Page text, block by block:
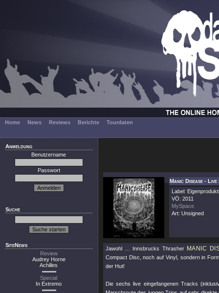
Home News Reviews Berichte Tourdaten
Anmeldung
Benutzername
Passwort
Suche
SiteNews
Review
Audrey Horne
Achilles
Special
In Extremo
Manic Disease -
Label:
VÖ: 2011
MySpace
Art: Unsigned
Jawohl … Innsbrucks Thrasher MANIC
Compact Disc, noch auf Vinyl, sondern in
der Hut!
Die sechs live eingefangenen Tracks